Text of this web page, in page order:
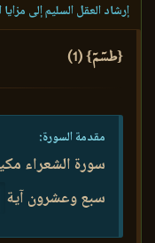
إرشاد العقل السليم إلى
{طسٓمٓ} (1)
مقدمة السورة:
سورة الشعراء
سبع وعشرون آية